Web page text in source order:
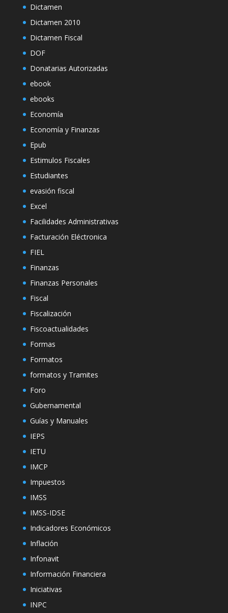
Dictamen
Dictamen 2010
Dictamen Fiscal
DOF
Donatarias Autorizadas
ebook
ebooks
Economía
Economía y Finanzas
Epub
Estimulos Fiscales
Estudiantes
evasión fiscal
Excel
Facilidades Administrativas
Facturación Eléctronica
FIEL
Finanzas
Finanzas Personales
Fiscal
Fiscalización
Fiscoactualidades
Formas
Formatos
formatos y Tramites
Foro
Gubernamental
Guías y Manuales
IEPS
IETU
IMCP
Impuestos
IMSS
IMSS-IDSE
Indicadores Económicos
Inflación
Infonavit
Información Financiera
Iniciativas
INPC